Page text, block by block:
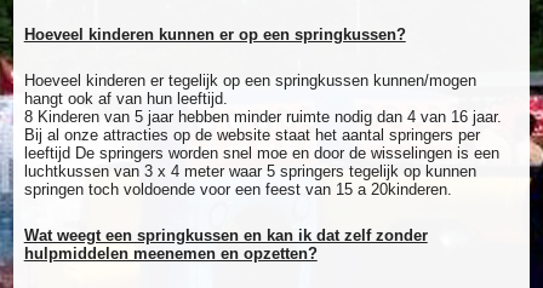
Hoeveel kinderen kunnen er op een springkussen?
Hoeveel kinderen er tegelijk op een springkussen kunnen/mogen
hangt ook af van hun leeftijd.
8 Kinderen van 5 jaar hebben minder ruimte nodig dan 4 van 16 jaar.
Bij al onze attracties op de website staat het aantal springers per
leeftijd De springers worden snel moe en door de wisselingen is een
luchtkussen van 3 x 4 meter waar 5 springers tegelijk op kunnen
springen toch voldoende voor een feest van 15 a 20kinderen.
Wat weegt een springkussen en kan ik dat zelf zonder
hulpmiddelen meenemen en opzetten?